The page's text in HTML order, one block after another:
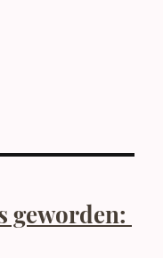
geworden: